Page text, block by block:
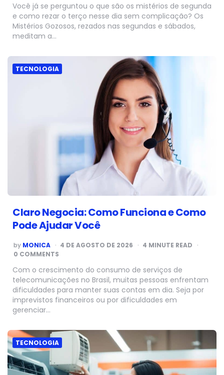
Você já se perguntou o que são os mistérios de segunda
e como rezar o terço nesse dia sem complicação? Os
Mistérios Gozosos, rezados nas segundas e sábados,
meditam a…
TECNOLOGIA
Claro Negocia: Como Funciona e Como
Pode Ajudar Você
POSTED
BY
by MONICA 4 DE AGOSTO DE 2026 4 MINUTE READ
0 COMMENTS
Com o crescimento do consumo de serviços de
telecomunicações no Brasil, muitas pessoas enfrentam
dificuldades para manter suas contas em dia. Seja por
imprevistos financeiros ou por dificuldades em
gerenciar…
TECNOLOGIA